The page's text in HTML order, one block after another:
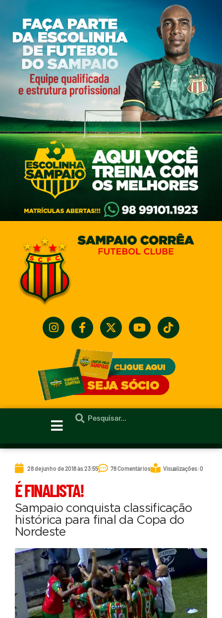
28 de junho de 2018 às 23:55 78 Comentários Visualizações: 0
É FINALISTA!
Sampaio conquista classificação
histórica para final da Copa do
Nordeste